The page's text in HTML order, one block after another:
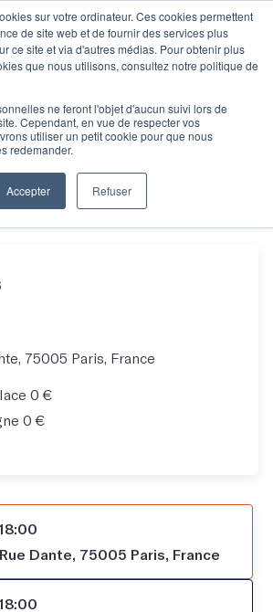
sur votre ordinateur. Ces cookies permettent
de site web et de fournir des services plus
ce site et via d'autres médias. Pour obtenir plus
que nous utilisons, consultez notre politique de
ne feront l'objet d'aucun suivi lors de
Cependant, en vue de respecter vos
utiliser un petit cookie pour que nous
redemander.
Accepter Refuser
Pitch de
Mots -
75005 Paris, France
0 €
0 €
Dante, 75005 Paris, France